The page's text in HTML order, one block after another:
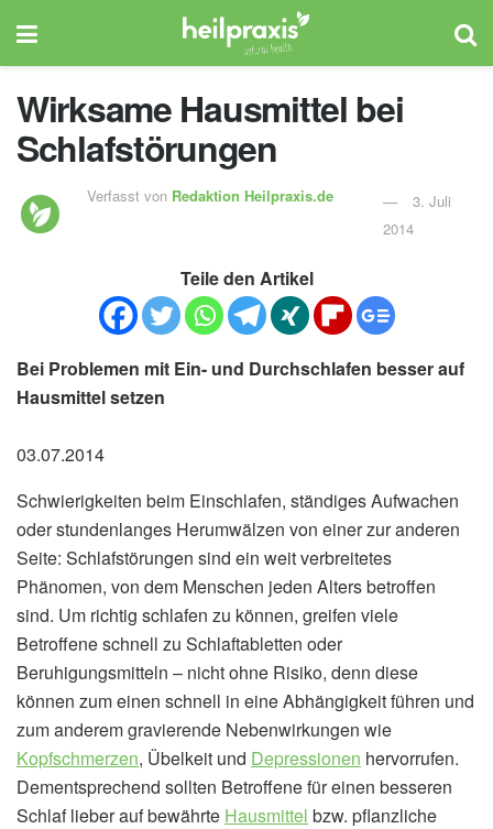
Wirksame Hausmittel bei
Schlafstörungen
Verfasst von Redaktion Heilpraxis.de
3. Juli
2014
Teile den Artikel
Bei Problemen mit Ein- und Durchschlafen besser auf
Hausmittel setzen
03.07.2014
Schwierigkeiten beim Einschlafen, ständiges Aufwachen
oder stundenlanges Herumwälzen von einer zur anderen
Seite: Schlafstörungen sind ein weit verbreitetes
Phänomen, von dem Menschen jeden Alters betroffen
sind. Um richtig schlafen zu können, greifen viele
Betroffene schnell zu Schlaftabletten oder
Beruhigungsmitteln – nicht ohne Risiko, denn diese
können zum einen schnell in eine Abhängigkeit führen und
zum anderem gravierende Nebenwirkungen wie
Kopfschmerzen, Übelkeit und Depressionen hervorrufen.
Dementsprechend sollten Betroffene für einen besseren
Schlaf lieber auf bewährte Hausmittel bzw. pflanzliche